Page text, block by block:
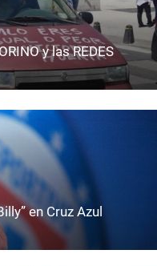
y las REDES
en Cruz Azul